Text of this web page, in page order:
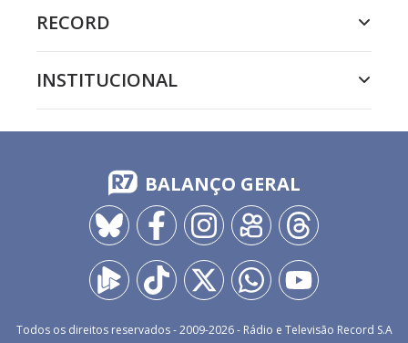
RECORD
INSTITUCIONAL
BALANÇO GERAL
Todos os direitos reservados - 2009-2026- Rádio e Televisão Record S.A